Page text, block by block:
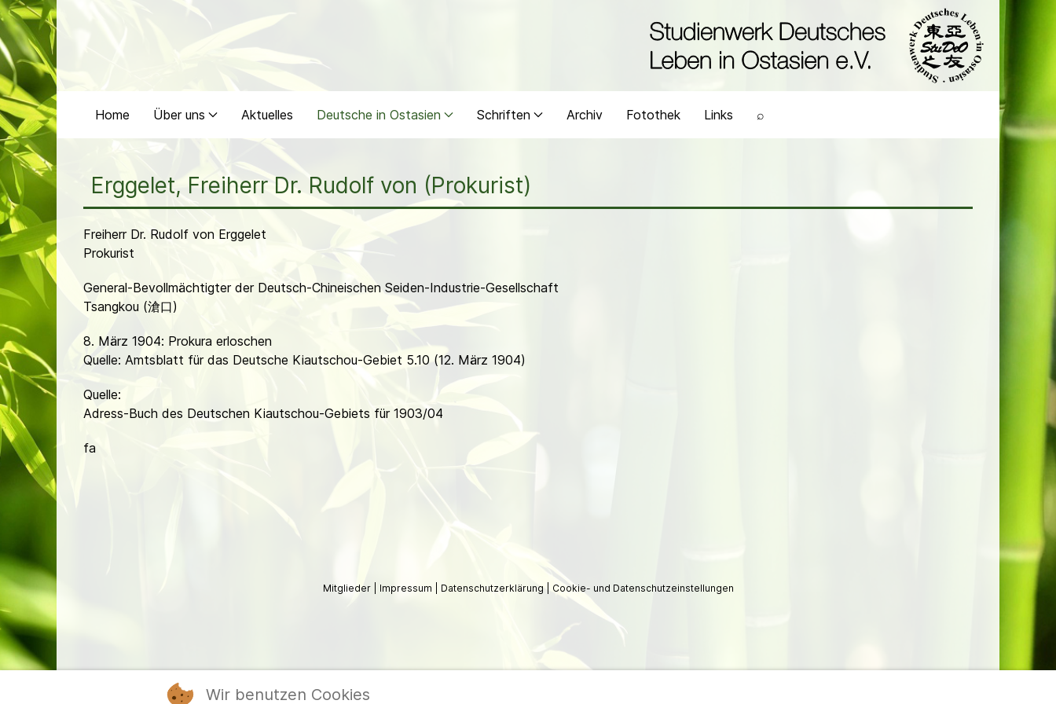
Home Über uns Aktuelles Deutsche in Ostasien Schriften Archiv Fotothek Links ⌕
Erggelet, Freiherr Dr. Rudolf von (Prokurist)
Freiherr Dr. Rudolf von Erggelet
Prokurist
General-Bevollmächtigter der Deutsch-Chineischen Seiden-Industrie-Gesellschaft
Tsangkou (滄口)
8. März 1904: Prokura erloschen
Quelle: Amtsblatt für das Deutsche Kiautschou-Gebiet 5.10 (12. März 1904)
Quelle:
Adress-Buch des Deutschen Kiautschou-Gebiets für 1903/04
fa
Mitglieder Impressum Datenschutzerklärung Cookie- und Datenschutzeinstellungen
Wir benutzen Cookies